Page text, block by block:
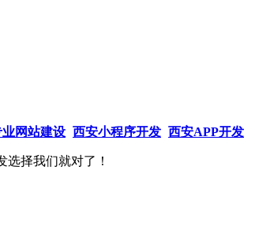
网站建设 西安小程序开发 西安APP开发
择我们就对了！